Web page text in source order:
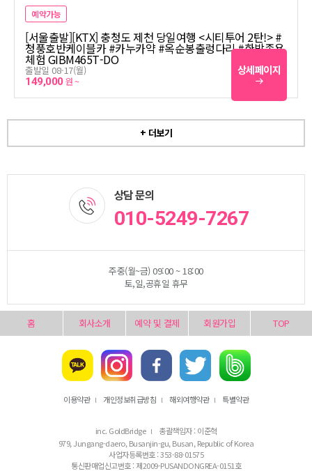
예약가능
[서울출발][KTX] 충청도 제천 당일여행 <시티투어 2탄!> #
청풍호반케이블카 #카누카약 #옥순봉출렁다리 #한방족욕
체험 GIBM465T-DO
출발일 08-17(월)
149,000원 ~
상세페이지
+ 더보기
상담 문의
010-5249-7267
주중(월~금) 09:00 ~ 18:00
토,일,공휴일 휴무
홈 회사소개 예약 및 결제 회원가입 TOP
이용약관 l 개인정보취급방침 l 해외여행약관 l 특별약관
inc. GoldBridge l
총괄책임자 : 이준혁
979, Jungang-daero, Busanjin-gu, Busan, Republic of Korea
사업자등록번호 : 353-88-01575
통신판매업신고번호 : 제2009-PUSANDONGREA-0151호